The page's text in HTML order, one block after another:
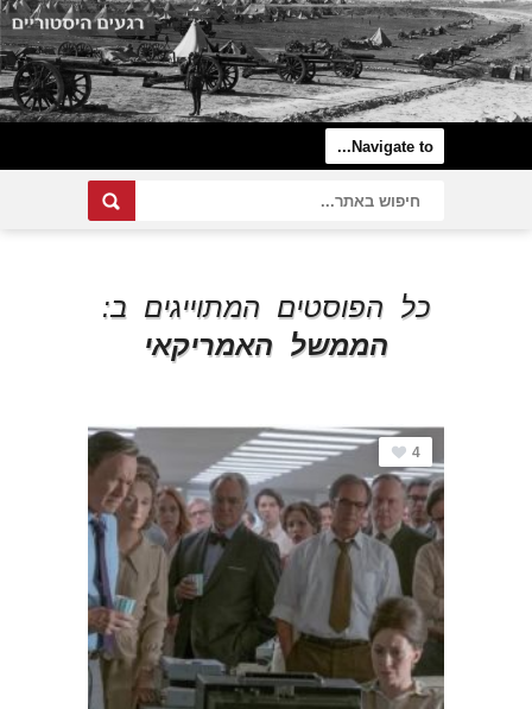
כל הפוסטים המתוייגים ב:
הממשל האמריקאי
4